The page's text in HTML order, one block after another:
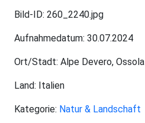
Bild-ID: 260_2240.jpg
Aufnahmedatum: 30.07.2024
Ort/Stadt: Alpe Devero, Ossola
Land: Italien
Kategorie: Natur & Landschaft